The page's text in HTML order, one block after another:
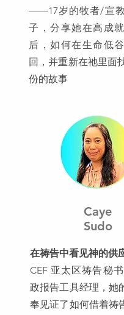
——17岁的牧者/宣
子，分享她在高成
后，如何在生命低
回，并重新在祂里面
份的故事
Caye
Sudo
在祷告中看见神的
CEF 亚太区祷告秘
政报告工具经理，她
奉见证了如何借着祷